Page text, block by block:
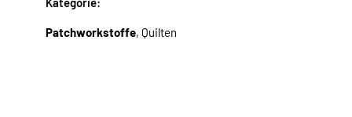
Patchworkstoffe, Quilten